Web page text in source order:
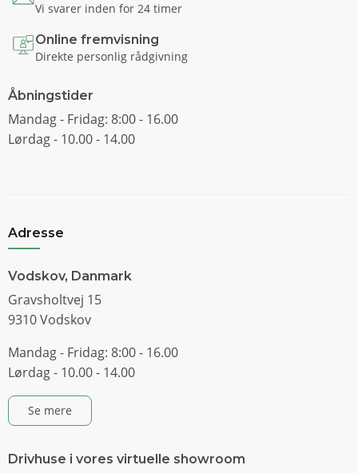
Vi svarer inden for 24 timer
Online fremvisning
Direkte personlig rådgivning
Åbningstider
Mandag - Fridag: 8:00 - 16.00
Lørdag - 10.00 - 14.00
Adresse
Vodskov, Danmark
Gravsholtvej 15
9310 Vodskov
Mandag - Fridag: 8:00 - 16.00
Lørdag - 10.00 - 14.00
Se mere
Drivhuse i vores virtuelle showroom